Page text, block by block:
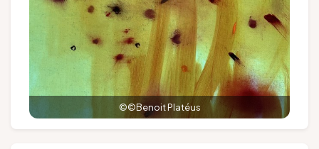
©©Benoit Platéus